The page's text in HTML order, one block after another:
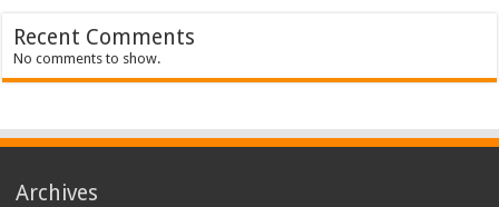
Recent Comments
No comments to show.
Archives